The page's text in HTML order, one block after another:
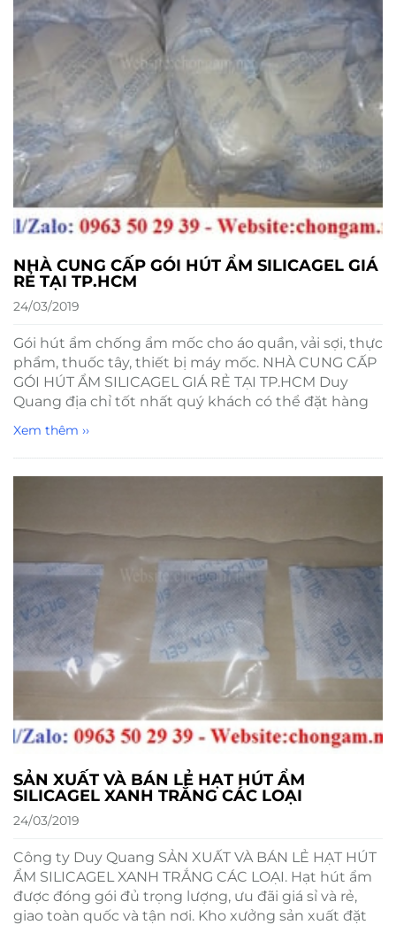
NHÀ CUNG CẤP GÓI HÚT ẨM SILICAGEL GIÁ
RẺ TẠI TP.HCM
24/03/2019
Gói hút ẩm chống ẩm mốc cho áo quần, vải sợi, thực
phẩm, thuốc tây, thiết bị máy mốc. NHÀ CUNG CẤP
GÓI HÚT ẨM SILICAGEL GIÁ RẺ TẠI TP.HCM Duy
Quang địa chỉ tốt nhất quý khách có thể đặt hàng
Xem thêm ››
SẢN XUẤT VÀ BÁN LẺ HẠT HÚT ẨM
SILICAGEL XANH TRẮNG CÁC LOẠI
24/03/2019
Công ty Duy Quang SẢN XUẤT VÀ BÁN LẺ HẠT HÚT
ẨM SILICAGEL XANH TRẮNG CÁC LOẠI. Hạt hút ẩm
được đóng gói đủ trọng lượng, ưu đãi giá sỉ và rẻ,
giao toàn quốc và tận nơi. Kho xưởng sản xuất đặt